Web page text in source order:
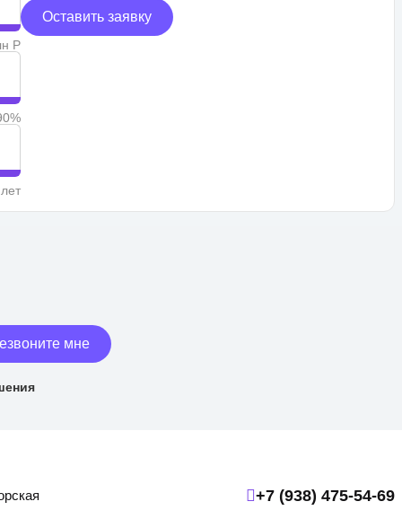
Р
Оставить заявку
мне
+7 (938) 475-54-69